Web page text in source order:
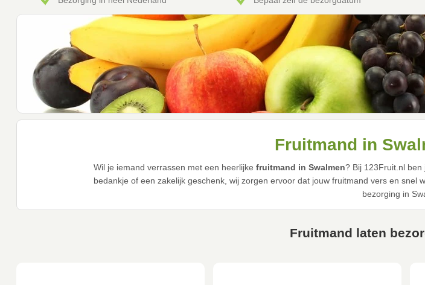
Fruitmand in
Wil je iemand verrassen met een heerlijke fruitmand in Swalmen? Bij 123Fruit.nl
bedankje of een zakelijk geschenk, wij zorgen ervoor dat jouw fruitmand vers en
bezorging in
Fruitmand laten